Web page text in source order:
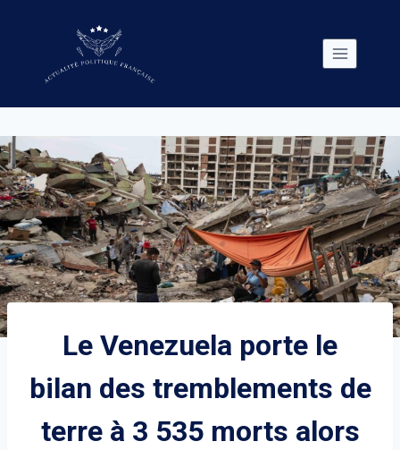
Le Venezuela porte le
bilan des tremblements de
terre à 3 535 morts alors